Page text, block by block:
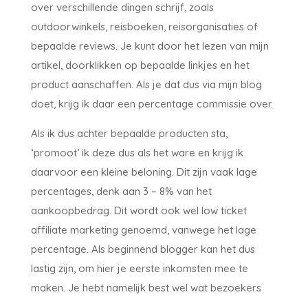
over verschillende dingen schrijf, zoals
outdoorwinkels, reisboeken, reisorganisaties of
bepaalde reviews. Je kunt door het lezen van mijn
artikel, doorklikken op bepaalde linkjes en het
product aanschaffen. Als je dat dus via mijn blog
doet, krijg ik daar een percentage commissie over.
Als ik dus achter bepaalde producten sta,
‘promoot’ ik deze dus als het ware en krijg ik
daarvoor een kleine beloning. Dit zijn vaak lage
percentages, denk aan 3 – 8% van het
aankoopbedrag. Dit wordt ook wel low ticket
affiliate marketing genoemd, vanwege het lage
percentage. Als beginnend blogger kan het dus
lastig zijn, om hier je eerste inkomsten mee te
maken. Je hebt namelijk best wel wat bezoekers